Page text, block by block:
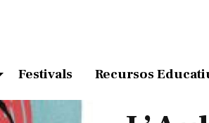
Festivals Recursos